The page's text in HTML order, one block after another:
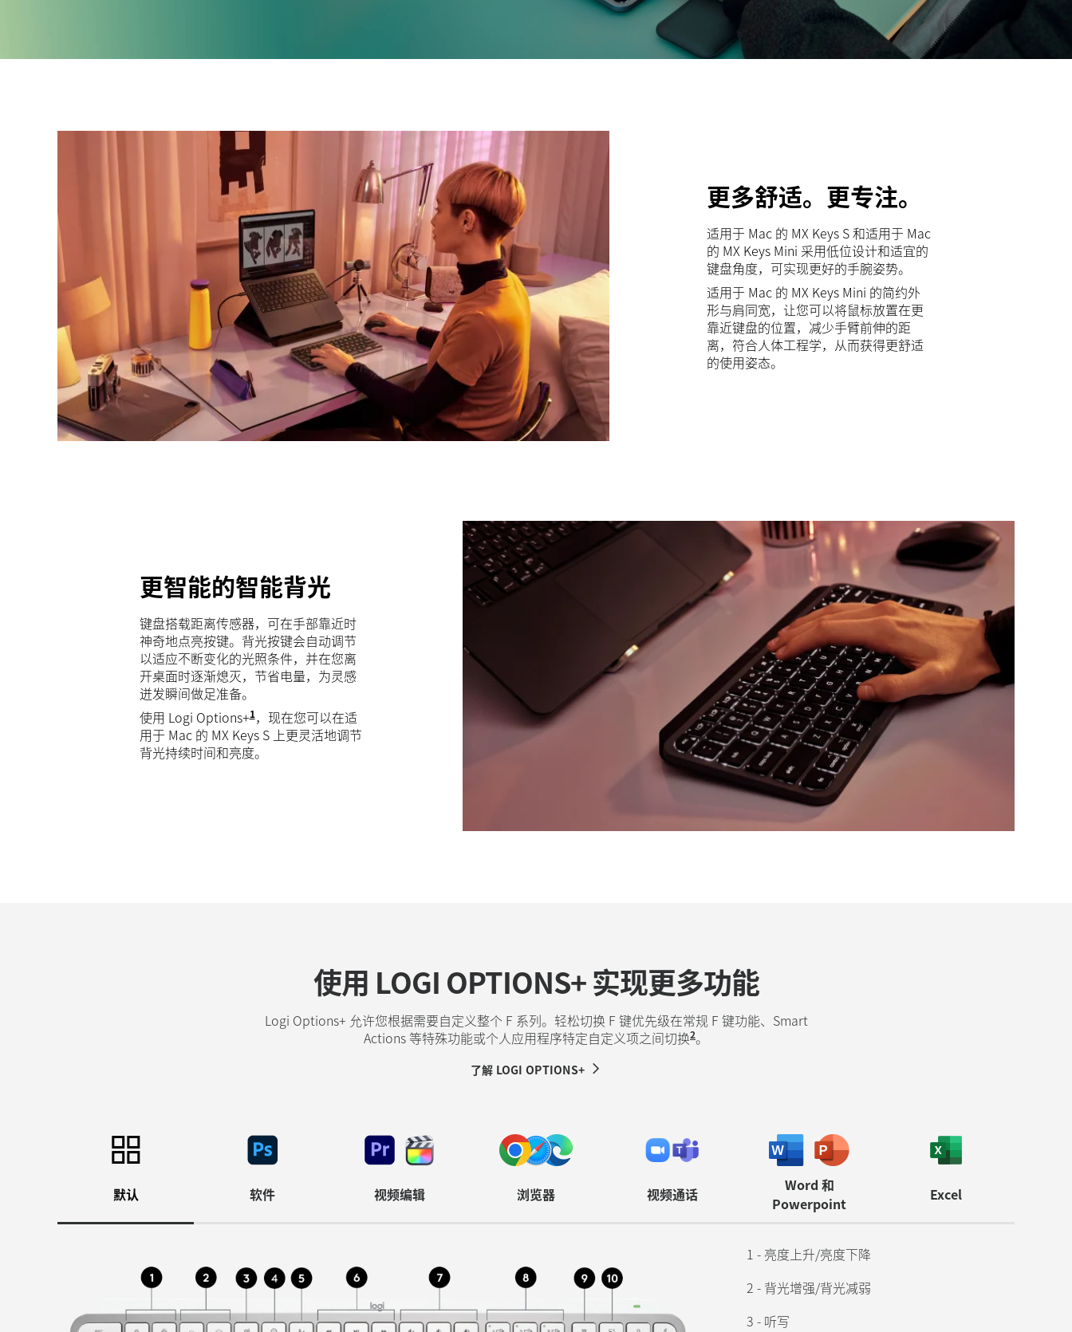
更多舒适。更专注。
适用于 Mac 的 MX Keys S 和适用于 Mac
的 MX Keys Mini 采用低位设计和适宜的
键盘角度，可实现更好的手腕姿势。
适用于 Mac 的 MX Keys Mini 的简约外
形与肩同宽，让您可以将鼠标放置在更
靠近键盘的位置，减少手臂前伸的距
离，符合人体工程学，从而获得更舒适
的使用姿态。
更智能的智能背光
键盘搭载距离传感器，可在手部靠近时
神奇地点亮按键。背光按键会自动调节
以适应不断变化的光照条件，并在您离
开桌面时逐渐熄灭，节省电量，为灵感
迸发瞬间做足准备。
使用 Logi Options+1需要 Logi Options+ 应用程序支持最新版本 macOS
，现在您可以在适
用于 Mac 的 MX Keys S 上更灵活地调节
背光持续时间和亮度。
使用 LOGI OPTIONS+ 实现更多功能
Logi Options+ 允许您根据需要自定义整个 F 系列。轻松切换 F 键优先级在常规 F 键功能、Smart
Actions 等特殊功能或个人应用程序特定自定义项之间切换2需要 Logi Options+ 应用程序，支持最新版本的 macOS
。
了解 LOGI OPTIONS+
默认 软件 视频编辑 浏览器 视频通话
Word 和
Powerpoint
Excel
1 - 亮度上升/亮度下降
2 - 背光增强/背光减弱
3 - 听写